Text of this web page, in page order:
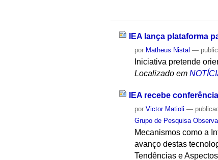
IEA lança plataforma
por Matheus Nistal —
Iniciativa pretende
Localizado em
IEA recebe
porVictor Matioli —
Grupo de Pesquisa
Mecanismos como a
avanço destas
Tendências e